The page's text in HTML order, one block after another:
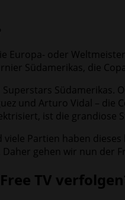
Europa- oder
Südamerikas, die
und Arturo Vidal –
ist die grandiose
Partien haben
gehen wir nun
TV